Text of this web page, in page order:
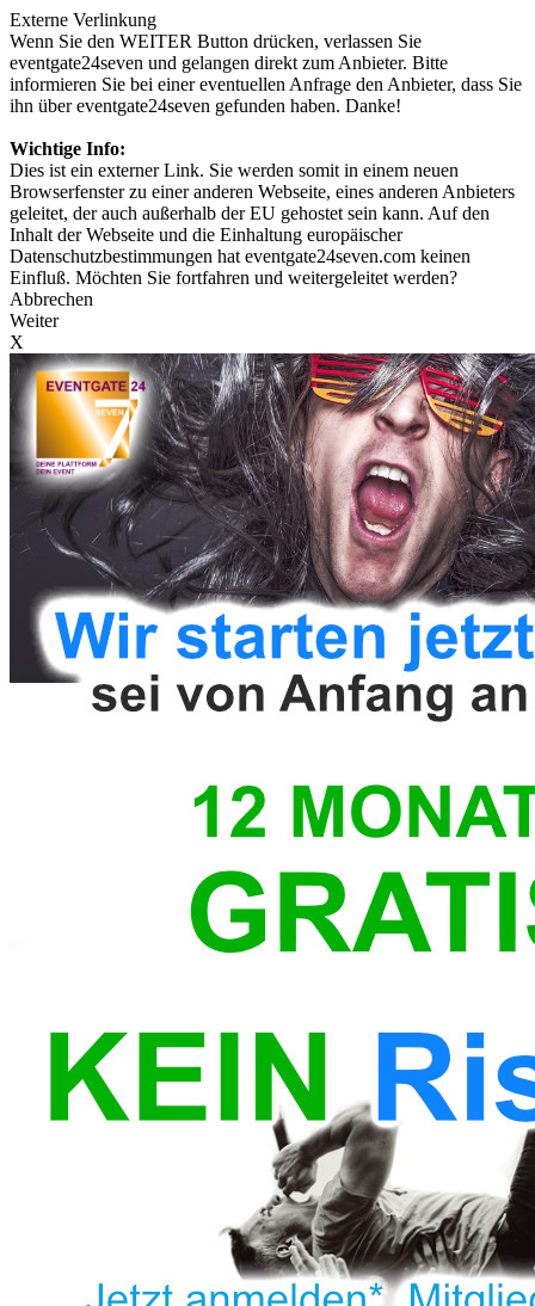
Externe Verlinkung
Wenn Sie den WEITER Button drücken, verlassen Sie
eventgate24seven und gelangen direkt zum Anbieter. Bitte
informieren Sie bei einer eventuellen Anfrage den Anbieter, dass Sie
ihn über eventgate24seven gefunden haben. Danke!
Wichtige Info:
Dies ist ein externer Link. Sie werden somit in einem neuen
Browserfenster zu einer anderen Webseite, eines anderen Anbieters
geleitet, der auch außerhalb der EU gehostet sein kann. Auf den
Inhalt der Webseite und die Einhaltung europäischer
Datenschutzbestimmungen hat eventgate24seven.com keinen
Einfluß. Möchten Sie fortfahren und weitergeleitet werden?
Abbrechen
Weiter
X